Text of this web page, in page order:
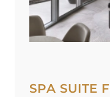
SPA SUITE